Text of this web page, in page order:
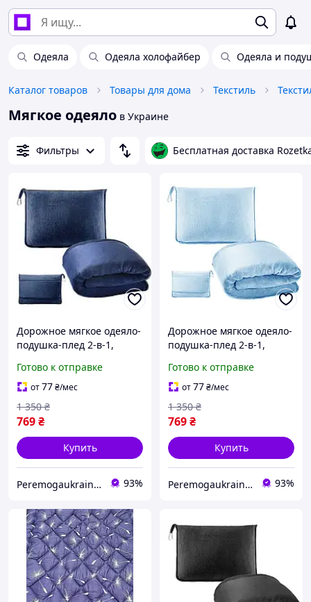
Одеяла Одеяла холофайбер Одеяла и
Каталог товаров Товары для дома Текстиль
Мягкое одеяло в Украине
Фильтры Бесплатная доставка
Дорожное мягкое одеяло-
подушка-плед 2-в-1,
KT7003904
универсальное для
путешествий faraon
Готово к отправке
от77₴/мес
769₴
1 350 ₴
Купить
Peremogaukraine.com Милитарные товары и снаряжение 93%
Дорожное мягкое одеяло-
подушка-плед 2-в-1,
KT7003903
универсальное для
путешествий
Готово к отправке
от77₴/мес
769₴
1 350 ₴
Купить
Peremogaukraine.com Милитарные товары и снаряжение 93%